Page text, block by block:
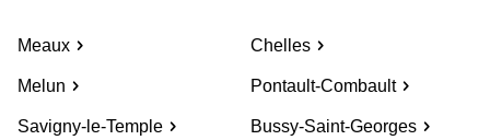
Meaux Chelles
Melun Pontault-Combault
Savigny-le-Temple Bussy-Saint-Georges